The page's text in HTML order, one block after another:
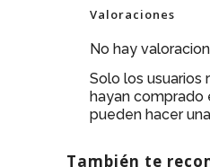
Valoraciones
No hay
Solo los usuarios
hayan
pueden hacer
También te